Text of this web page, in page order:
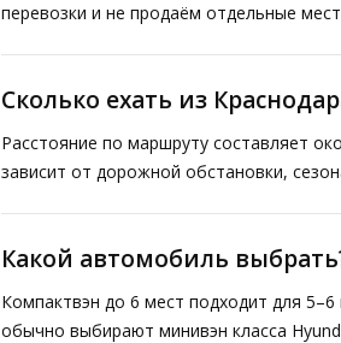
перевозки и не продаём отдельные
Сколько ехать из
Расстояние по маршруту составляет
зависит от дорожной обстановки,
Какой автомобиль
Компактвэн до 6 мест подходит для
обычно выбирают минивэн класса